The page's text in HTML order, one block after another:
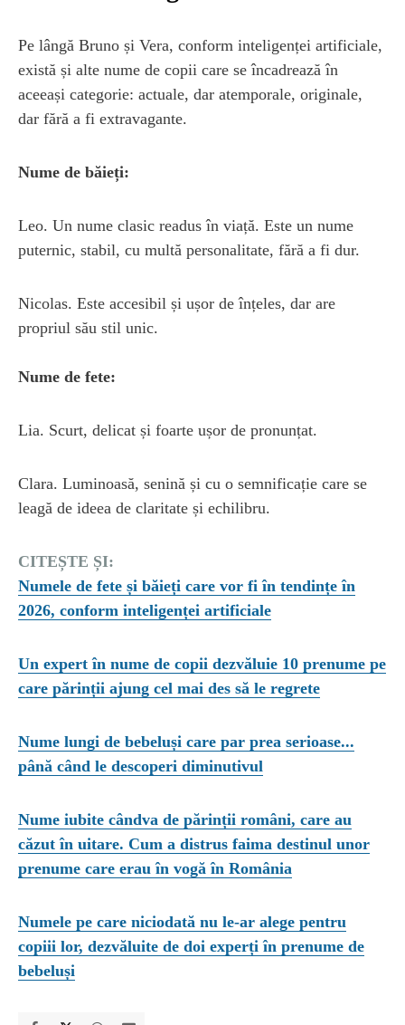
Pe lângă Bruno și Vera, conform inteligenței artificiale,
există și alte nume de copii care se încadrează în
aceeași categorie: actuale, dar atemporale, originale,
dar fără a fi extravagante.
Nume de băieți:
Leo. Un nume clasic readus în viață. Este un nume
puternic, stabil, cu multă personalitate, fără a fi dur.
Nicolas. Este accesibil și ușor de înțeles, dar are
propriul său stil unic.
Nume de fete:
Lia. Scurt, delicat și foarte ușor de pronunțat.
Clara. Luminoasă, senină și cu o semnificație care se
leagă de ideea de claritate și echilibru.
CITEȘTE ȘI:
Numele de fete și băieți care vor fi în tendințe în
2026, conform inteligenței artificiale
Un expert în nume de copii dezvăluie 10 prenume pe
care părinții ajung cel mai des să le regrete
Nume lungi de bebeluși care par prea serioase...
până când le descoperi diminutivul
Nume iubite cândva de părinții români, care au
căzut în uitare. Cum a distrus faima destinul unor
prenume care erau în vogă în România
Numele pe care niciodată nu le-ar alege pentru
copiii lor, dezvăluite de doi experți în prenume de
bebeluși